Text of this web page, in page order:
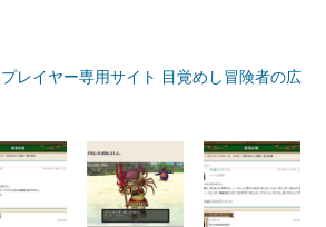
レイヤー専用サイト 目覚めし冒険者の広